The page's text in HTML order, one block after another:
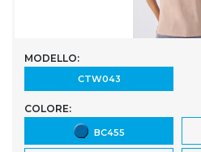
MODELLO:
CTW043
COLORE:
BC455